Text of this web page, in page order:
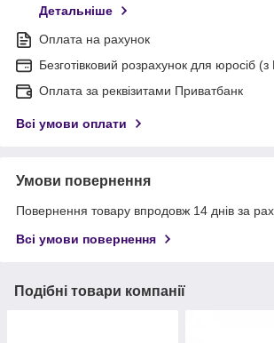
Детальніше
Оплата на рахунок
Безготівковий розрахунок для юросіб
Оплата за реквізитами Приватбанк
Всі умови оплати
Умови повернення
Повернення товару впродовж 14 днів за
Всі умови повернення
Подібні товари компанії